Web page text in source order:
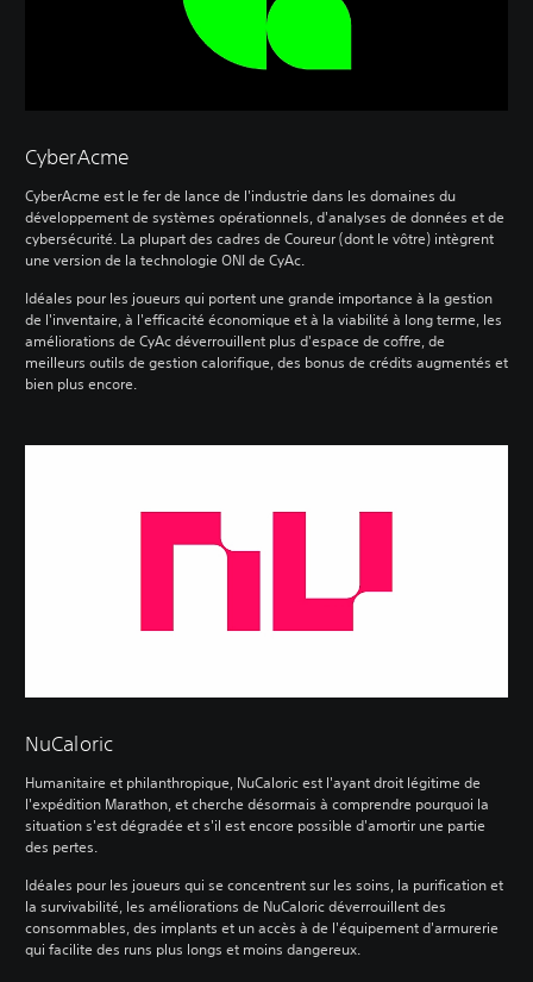
CyberAcme
CyberAcme est le fer de lance de l'industrie dans les domaines du
développement de systèmes opérationnels, d'analyses de données et de
cybersécurité. La plupart des cadres de Coureur (dont le vôtre) intègrent
une version de la technologie ONI de CyAc.
Idéales pour les joueurs qui portent une grande importance à la gestion
de l'inventaire, à l'efficacité économique et à la viabilité à long terme, les
améliorations de CyAc déverrouillent plus d'espace de coffre, de
meilleurs outils de gestion calorifique, des bonus de crédits augmentés et
bien plus encore.
NuCaloric
Humanitaire et philanthropique, NuCaloric est l'ayant droit légitime de
l'expédition Marathon, et cherche désormais à comprendre pourquoi la
situation s'est dégradée et s'il est encore possible d'amortir une partie
des pertes.
Idéales pour les joueurs qui se concentrent sur les soins, la purification et
la survivabilité, les améliorations de NuCaloric déverrouillent des
consommables, des implants et un accès à de l'équipement d'armurerie
qui facilite des runs plus longs et moins dangereux.